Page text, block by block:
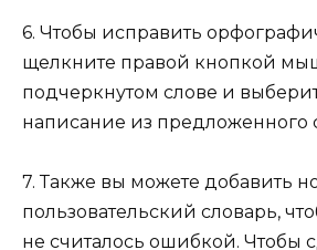
6. Чтобы исправить
щелкните правой кнопкой
подчеркнутом слове и
написание из предложенного
7. Также вы можете добавить
пользовательский словарь,
не считалось ошибкой. Чтобы